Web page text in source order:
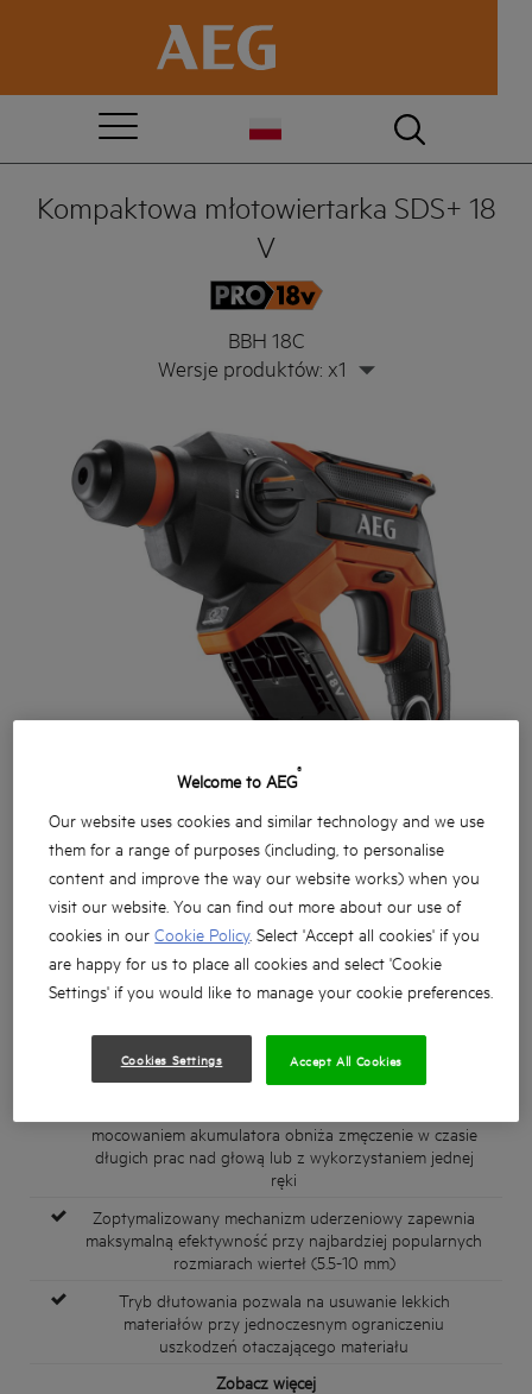
Kompaktowa młotowiertarka SDS+ 18
V
BBH 18C
Wersje produktów: x1
Kompaktowa i mocna młotowiertarka SDS+
zoptymalizowana do prac montażowych do 16mm
mocowaniem akumulatora obniża zmęczenie w czasie
długich prac nad głową lub z wykorzystaniem jednej
ręki
Zoptymalizowany mechanizm uderzeniowy zapewnia
maksymalną efektywność przy najbardziej popularnych
rozmiarach wierteł (5.5-10 mm)
Tryb dłutowania pozwala na usuwanie lekkich
materiałów przy jednoczesnym ograniczeniu
uszkodzeń otaczającego materiału
Zobacz więcej
Welcome to AEG®
Our website uses cookies and similar technology and we use
them for a range of purposes (including, to personalise
content and improve the way our website works) when you
visit our website. You can find out more about our use of
cookies in ourCookie Policy. Select 'Accept all cookies' if you
are happy for us to place all cookies and select 'Cookie
Settings' if you would like to manage your cookie preferences.
Cookies Settings Accept All Cookies